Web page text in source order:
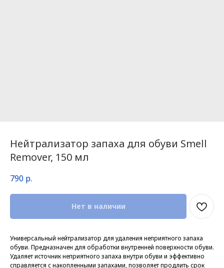
Нейтрализатор запаха для обуви Smell
Remover, 150 мл
790 р.
Нет в наличии
Универсальный нейтрализатор для удаления неприятного запаха
обуви. Предназначен для обработки внутренней поверхности обуви.
Удаляет источник неприятного запаха внутри обуви и эффективно
справляется с накопленными запахами, позволяет продлить срок